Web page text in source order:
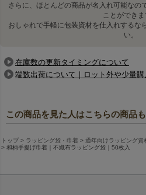
さらに、ほとんどの商品が名入れ可能なの
ことができま
おしゃれで手軽に包装資材を仕入れするな
い。
在庫数の更新タイミングについて
端数出荷について｜ロット外や少量
この商品を見た人はこちらの商品
トップ ラッピング袋・巾着
通年向けラッピング資
和柄手提げ巾着｜不織布ラッピング袋｜50枚入